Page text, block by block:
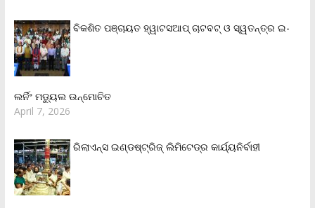
ବିକଶିତ ପଞ୍ଚାୟତ ହ୍ୱାଟସଆପ୍ ଚାଟବଟ୍ ଓ ସ୍ୱତନ୍ତ୍ର ଇ-
ଲର୍ନିଂ ମଡ୍ୟୁଲ ଉନ୍ମୋଚିତ
April 7, 2026
ରିଲାଏନ୍‌ସ ଇଣ୍ଡଷ୍ଟ୍ରିଜ୍ ଲିମିଟେଡ୍‌ର କାର୍ଯ୍ୟନିର୍ବାହୀ